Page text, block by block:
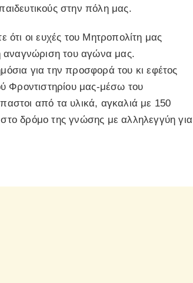
στην πόλη μας.
ότι οι ευχές του Μητροπολίτη μας
αναγνώριση του αγώνα μας.
για την προσφορά του κι εφέτος
Φροντιστηρίου μας-μέσω του
από τα υλικά, αγκαλιά με 150
δρόμο της γνώσης με αλληλεγγύη για